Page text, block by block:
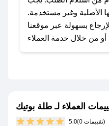
يلي:
- اضغط على أيقونة متابعة لمتجر طلة بوتيك في
تطبيق صحصح.
على كل مشترياتك مع
الأصلية وغير مستخدمة.
بسهولة عبر موقعنا
العملاء لـ طلة بوتيك
5.0 (0 تقييمات)